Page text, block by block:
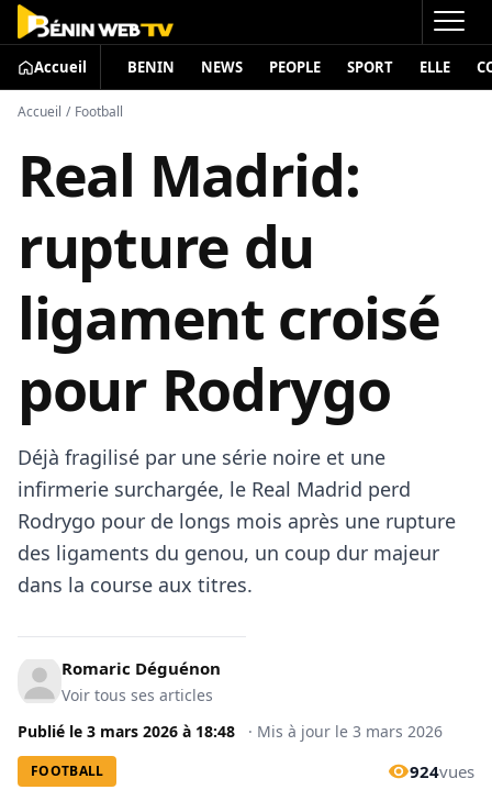
Accueil BENIN NEWS PEOPLE SPORT ELLE
Accueil / Football
Real Madrid:
rupture du
ligament croisé
pour Rodrygo
Déjà fragilisé par une série noire et une
infirmerie surchargée, le Real Madrid perd
Rodrygo pour de longs mois après une rupture
des ligaments du genou, un coup dur majeur
dans la course aux titres.
Romaric Déguénon
Voir tous ses articles
Publié le 3 mars 2026 à 18:48 · Mis à jour le 3 mars 2026
FOOTBALL 924vues